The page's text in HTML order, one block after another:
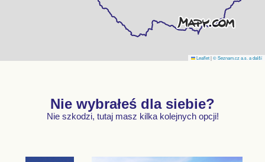
Leaflet|© Seznam.cz a.s. a další
Nie wybrałeś dla siebie?
Nie szkodzi, tutaj masz kilka kolejnych opcji!